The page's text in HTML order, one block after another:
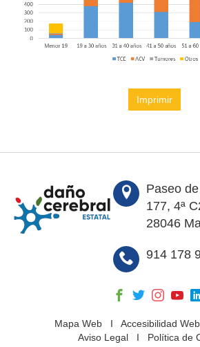
Imprimir
Paseo
177, 4ª
28046
914 178
Mapa WebI Accesibilidad Web
Aviso Legal I Política de